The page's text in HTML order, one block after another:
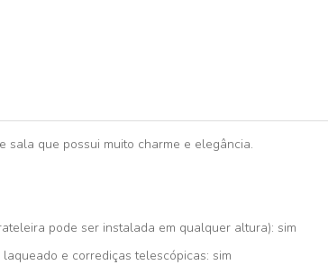
sala que possui muito charme e elegância.
pode ser instalada em qualquer altura): sim
e corrediças telescópicas: sim